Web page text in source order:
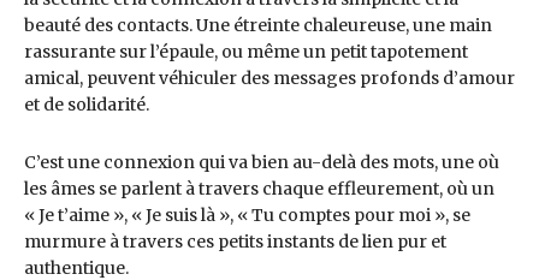
beauté des contacts. Une étreinte chaleureuse, une main
rassurante sur l’épaule, ou même un petit tapotement
amical, peuvent véhiculer des messages profonds d’amour
et de solidarité.
C’est une connexion qui va bien au-delà des mots, une où
les âmes se parlent à travers chaque effleurement, où un
« Je t’aime », « Je suis là », « Tu comptes pour moi », se
murmure à travers ces petits instants de lien pur et
authentique.